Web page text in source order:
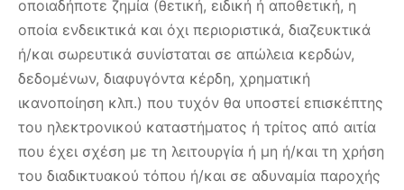
οποιαδήποτε ζημία (θετική, ειδική ή αποθετική, η
οποία ενδεικτικά και όχι περιοριστικά, διαζευκτικά
ή/και σωρευτικά συνίσταται σε απώλεια κερδών,
δεδομένων, διαφυγόντα κέρδη, χρηματική
ικανοποίηση κλπ.) που τυχόν θα υποστεί επισκέπτης
του ηλεκτρονικού καταστήματος ή τρίτος από αιτία
που έχει σχέση με τη λειτουργία ή μη ή/και τη χρήση
του διαδικτυακού τόπου ή/και σε αδυναμία παροχής